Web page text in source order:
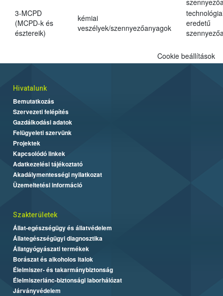
3-MCPD
(MCPD-k és
észtereik)
kémiai
veszélyek/szennyezőanyagok
eredetű
Cookie beállítások
Hivatalunk
Bemutatkozás
Szervezeti felépítés
Gazdálkodási adatok
Felügyeleti szervünk
Projektek
Kapcsolódó linkek
Adatkezelési tájékoztató
Akadálymentességi nyilatkozat
Üzemeltetési információ
Szakterületek
Állat-egészségügy és állatvédelem
Állategészségügyi diagnosztika
Állatgyógyászati termékek
Borászat és alkoholos italok
Élelmiszer- és takarmánybiztonság
Élelmiszerlánc-biztonsági laborhálózat
Járványvédelem